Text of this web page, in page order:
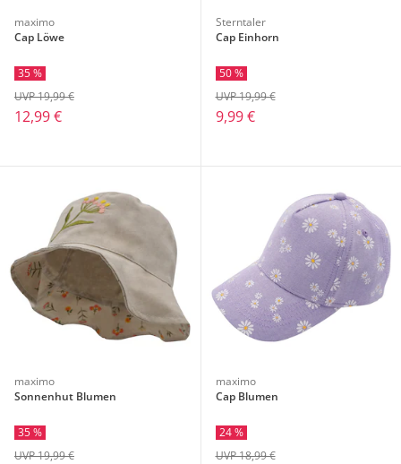
maximo
Cap Löwe
35 %
12,99 €
UVP 19,99 €
Sterntaler
Cap Einhorn
50 %
9,99 €
UVP 19,99 €
maximo
Sonnenhut Blumen
35 %
UVP 19,99 €
maximo
Cap Blumen
24 %
UVP 18,99 €